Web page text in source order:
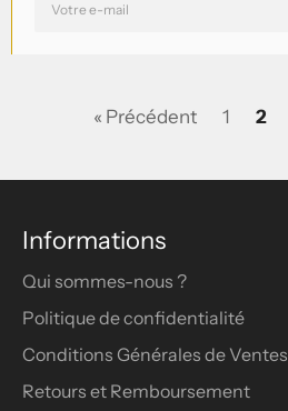
VOUS
« Précédent 1 2
Informations
Qui sommes-nous ?
Politique de confidentialité
Conditions Générales de Ventes
Retours et Remboursement